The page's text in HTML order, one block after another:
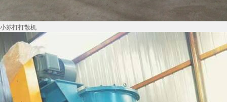
小苏打打散机